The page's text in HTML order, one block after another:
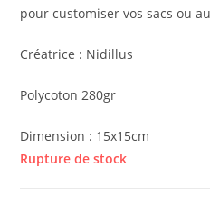
pour customiser vos sacs ou
Créatrice : Nidillus
Polycoton 280gr
Dimension : 15x15cm
Rupture de stock